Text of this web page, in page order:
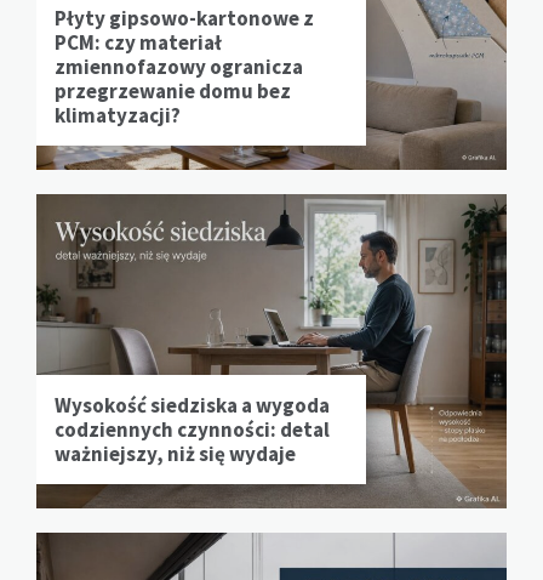
Płyty gipsowo-kartonowe z
PCM: czy materiał
zmiennofazowy ogranicza
przegrzewanie domu bez
klimatyzacji?
Wysokość siedziska a wygoda
codziennych czynności: detal
ważniejszy, niż się wydaje